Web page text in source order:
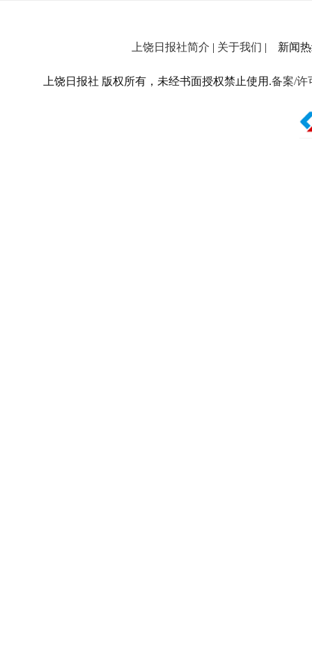
上饶日报社简介 | 关于我们 | 新闻热
上饶日报社 版权所有，未经书面授权禁止使用.备案/许